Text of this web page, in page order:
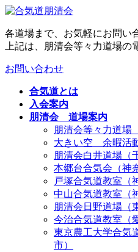
コ
テ
ン
へ
ナ
ゲ
ー
ョ
各道場まで、お気軽にお問い
上記は、朋清会等々力道場の
お問い合わせ
合気道とは
入会案内
朋清会 道場案内
朋清会等々力道場
大きい空 余暇活
朋清会白井道場（
本郷台合気会（神
戸塚合気道教室（
中山合気道教室（
朋清会日野道場（
今治合気道教室（
東京農工大学合気
市）